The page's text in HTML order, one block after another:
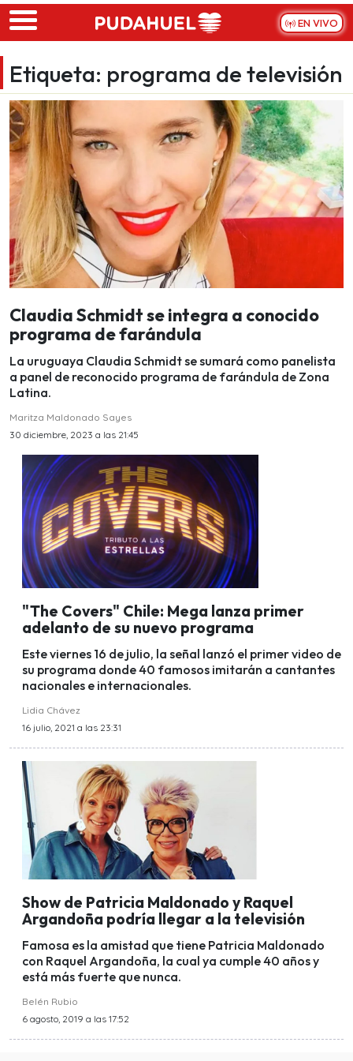
Skip to main content
EN VIVO
Etiqueta: programa de televisión
Claudia Schmidt se integra a conocido
programa de farándula
La uruguaya Claudia Schmidt se sumará como panelista
a panel de reconocido programa de farándula de Zona
Latina.
Maritza Maldonado Sayes
30 diciembre, 2023 a las 21:45
"The Covers" Chile: Mega lanza primer
adelanto de su nuevo programa
Este viernes 16 de julio, la señal lanzó el primer video de
su programa donde 40 famosos imitarán a cantantes
nacionales e internacionales.
Lidia Chávez
16 julio, 2021 a las 23:31
Show de Patricia Maldonado y Raquel
Argandoña podría llegar a la televisión
Famosa es la amistad que tiene Patricia Maldonado
con Raquel Argandoña, la cual ya cumple 40 años y
está más fuerte que nunca.
Belén Rubio
6 agosto, 2019 a las 17:52